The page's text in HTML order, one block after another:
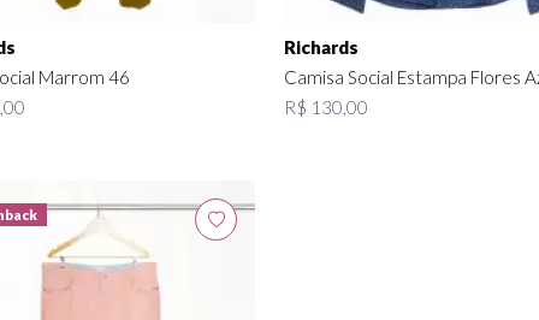
Marrom 46
Richards
Camisa Social Estampa Flores
R$ 130,00